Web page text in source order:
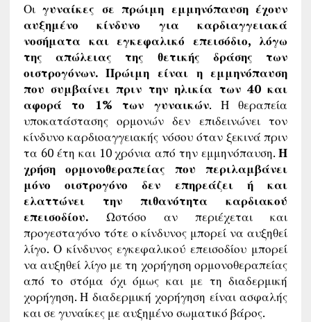
Οιγυναίκες σε πρώιμη εμμηνόπαυση έχουν
αυξημένο κίνδυνο για καρδιαγγειακά
νοσήματα και εγκεφαλικό επεισόδιο, λόγω
της απώλειας της θετικής δράσης των
οιστρογόνων. Πρώιμη είναι η εμμηνόπαυση
που συμβαίνει πριν την ηλικία των 40 και
αφορά το 1% των γυναικών. Η θεραπεία
υποκατάστασης ορμονών δεν επιδεινώνει τον
κίνδυνο καρδιοαγγειακής νόσου όταν ξεκινά πριν
τα 60 έτη και 10 χρόνια από την εμμηνόπαυση.Η
χρήση ορμονοθεραπείας που περιλαμβάνει
μόνο οιστρογόνο δεν επηρεάζει ή και
ελαττώνει την πιθανότητα καρδιακού
επεισοδίου. Ωστόσο αν περιέχεται και
προγεσταγόνο τότε ο κίνδυνος μπορεί να αυξηθεί
λίγο. Ο κίνδυνος εγκεφαλικού επεισοδίου μπορεί
να αυξηθεί λίγο με τη χορήγηση ορμονοθεραπείας
από το στόμα όχι όμως και με τη διαδερμική
χορήγηση. Η διαδερμική χορήγηση είναι ασφαλής
και σε γυναίκες με αυξημένο σωματικό βάρος.